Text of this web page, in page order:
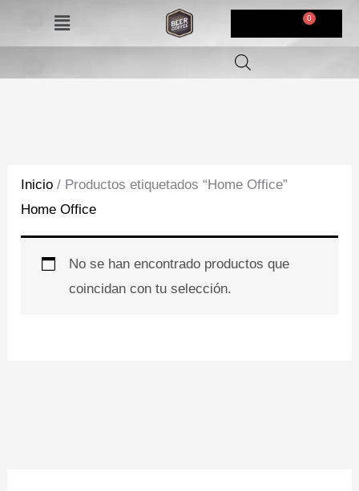
Menú
Inicio / Productos etiquetados “Home Office”
Home Office
No se han encontrado productos que
coincidan con tu selección.